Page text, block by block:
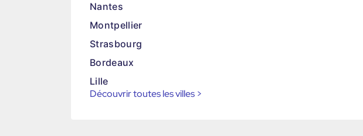
Nantes
Montpellier
Strasbourg
Bordeaux
Lille
Découvrir toutes les villes >